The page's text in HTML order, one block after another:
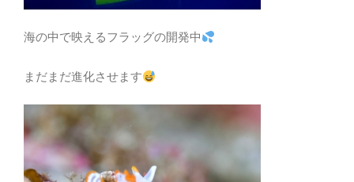
海の中で映えるフラッグの開発中
まだまだ進化させます